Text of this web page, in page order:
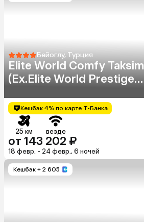
Бейоглу, Турция
Elite World Comfy Taksim
(Ex.Elite World Prestige
Кешбэк 4% по карте Т-Банка
25 км везде
от 143 202 ₽
18 февр. - 24 февр., 6 ночей
Кешбэк + 2 605